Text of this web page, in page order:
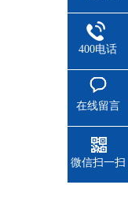
400电话
在线留言
微信扫一扫